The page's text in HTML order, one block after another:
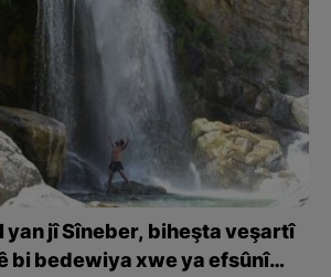
yan jî Sîneber, biheşta veşartî
bi bedewiya xwe ya efsûnî